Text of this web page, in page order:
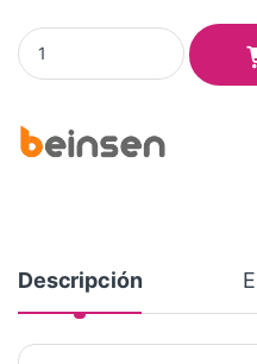
Plato intercambiable de
Descripción